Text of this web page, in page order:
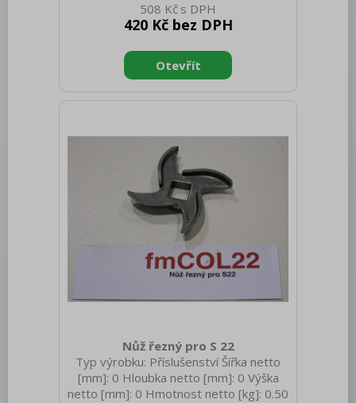
Volně stojící moduly
Nerezový program
Stolní zařízení
Trouby pro rychlou přípravu
Mycí program
Distribuce jídel, gastronádoby
Barové zařízení, kávovary
508 Kč
420 Kč bez DPH
Nůž řezný pro S 22
Typ výrobku: Příslušenství Šířka netto
[mm]: 0 Hloubka netto [mm]: 0 Výška
netto [mm]: 0 Hmotnost netto [kg]: 0.50